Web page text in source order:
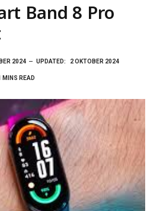
Band 8 Pro
2024 UPDATED: 2 OKTOBER 2024
MINS READ